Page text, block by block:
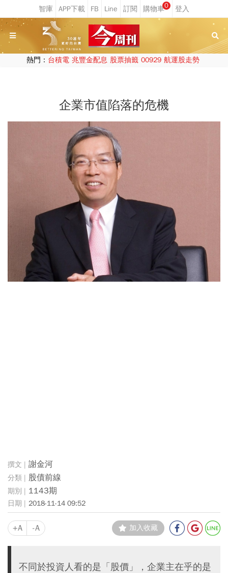
0
熱門： 台積電 兆豐金配息 股票抽籤 00929 航運股走勢
企業市值陷落的危機
謝金河
股債前線
1143期
2018-11-14 09:52
+A -A 加入收藏
不同於投資人看的是「股價」，企業主在乎的是